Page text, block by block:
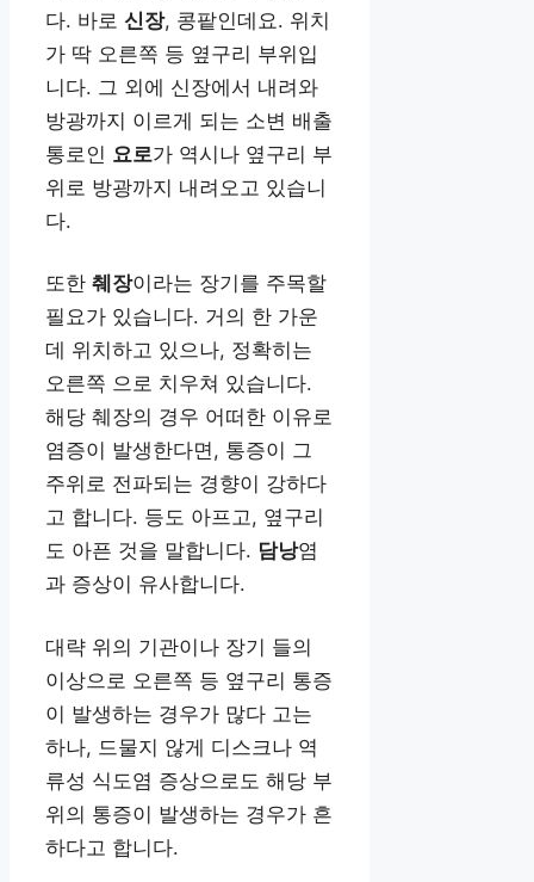
다. 바로 신장, 콩팥인데요. 위치
가 딱 오른쪽 등 옆구리 부위입
니다. 그 외에 신장에서 내려와
방광까지 이르게 되는 소변 배출
통로인 요로가 역시나 옆구리 부
위로 방광까지 내려오고 있습니
다.
또한 췌장이라는 장기를 주목할
필요가 있습니다. 거의 한 가운
데 위치하고 있으나, 정확히는
오른쪽 으로 치우쳐 있습니다.
해당 췌장의 경우 어떠한 이유로
염증이 발생한다면, 통증이 그
주위로 전파되는 경향이 강하다
고 합니다. 등도 아프고, 옆구리
도 아픈 것을 말합니다. 담낭염
과 증상이 유사합니다.
대략 위의 기관이나 장기 들의
이상으로 오른쪽 등 옆구리 통증
이 발생하는 경우가 많다 고는
하나, 드물지 않게 디스크나 역
류성 식도염 증상으로도 해당 부
위의 통증이 발생하는 경우가 흔
하다고 합니다.